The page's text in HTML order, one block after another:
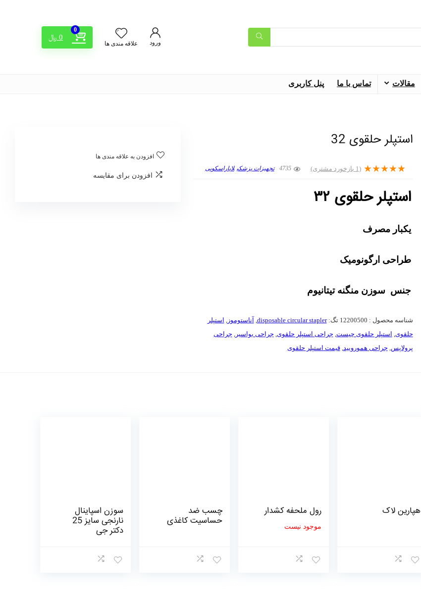
ورود علاقه مندی ها
0
0 ﷼
مقالات تماس با ما پنل کاربری
استپلر حلقوی 32
★
★
★
★
★
(
1 بازخورد مشتری) 4735 تجهیزات پزشکی لاپاراسکوپی
استپلر حلقوی 32
یکبار مصرف
طراحی ارگونومیک
جنس سوزن منگنه تیتانیوم
شناسه محصول : 12200500 تگ:disposable circular stapler
, آناستوموز, استپلر
حلقوی, استپلر حلقوی چیست, جراحی استپلر حلقوی, جراحی بواسیر, جراحی
پرولاپس, جراحی همورویید,قیمت استپلر حلقوی
افزودن به علاقه مندی ها
افزودن برای مقایسه
هپارین لاک رول ملحفه کشدار
موجود نیست
چسب ضد
حساسیت کاغذی
سوزن اسپاینال
نارنجی سایز 25
دکتر جی